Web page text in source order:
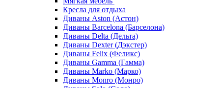
Кресла для отдыха
Диваны Aston (Астон)
Диваны Barcelona (Барселона)
Диваны Delta (Дельта)
Диваны Dexter (Дэкстер)
Диваны Felix (Феликс)
Диваны Gamma (Гамма)
Диваны Marko (Марко)
Диваны Monro (Монро)